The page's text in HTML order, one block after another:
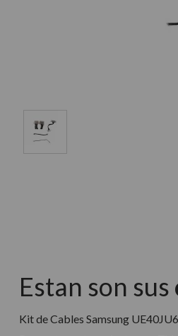
Estan son sus
Kit de Cables Samsung